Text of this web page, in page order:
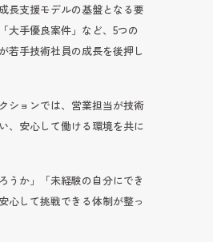
長支援モデルの基盤となる要
大手優良案件」など、5つの
若手技術社員の成長を後押し
ションでは、営業担当が技術
、安心して働ける環境を共に
うか」「未経験の自分にでき
心して挑戦できる体制が整っ